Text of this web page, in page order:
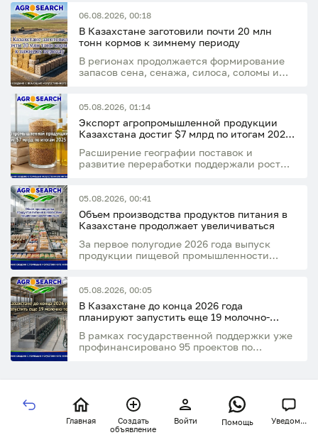
06.08.2026, 00:18
В Казахстане заготовили почти 20 млн
тонн кормов к зимнему периоду
В регионах продолжается формирование
запасов сена, сенажа, силоса, соломы и
05.08.2026, 01:14
Экспорт агропромышленной продукции
Казахстана достиг $7 млрд по итогам 2025
Расширение географии поставок и
развитие переработки поддержали рост
05.08.2026, 00:41
Объем производства продуктов питания в
Казахстане продолжает увеличиваться
За первое полугодие 2026 года выпуск
продукции пищевой промышленности
05.08.2026, 00:05
В Казахстане до конца 2026 года
планируют запустить еще 19 молочно-
В рамках государственной поддержки уже
профинансировано 95 проектов по
Главная
Создать
объявление
Войти Помощь Уведом...